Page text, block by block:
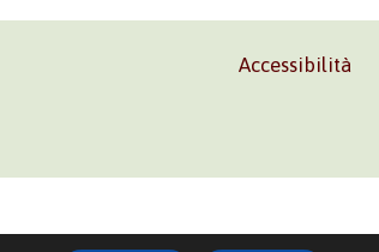
Accessibilità